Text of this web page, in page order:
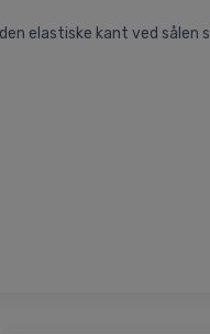
elastiske kant ved sålen